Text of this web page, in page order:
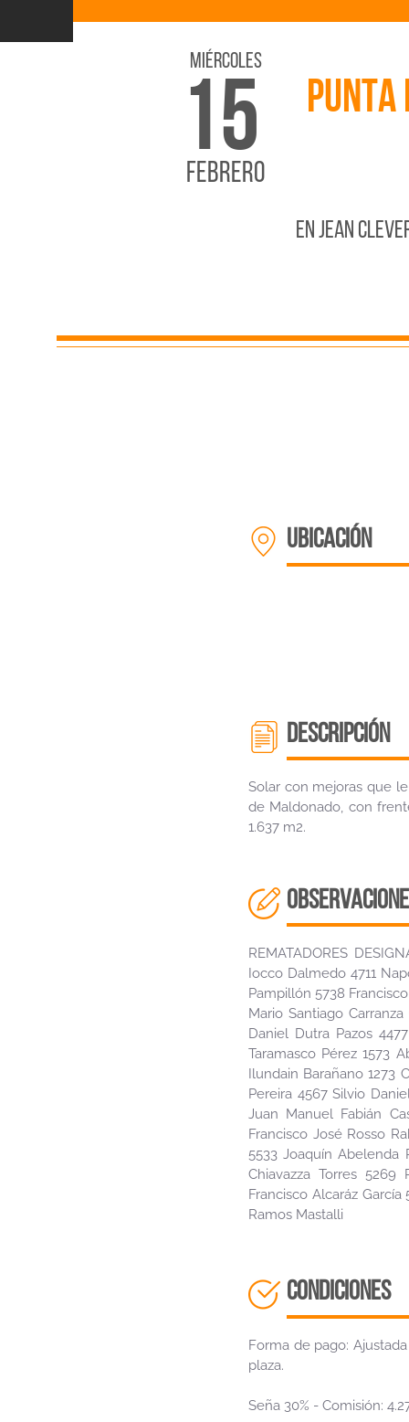
FEBRERO
15
Miércoles
PUNTA
En JEAN
ubicación
descripción
Solar con mejoras que
de Maldonado, con
1.637 m2.
REMATADORES
Iocco Dalmedo 4711
Pampillón 5738
Mario Santiago
Daniel Dutra Pazos
Taramasco Pérez 1573
Ilundain Barañano 1273
Pereira 4567 Silvio
Juan Manuel Fabián
Francisco José Rosso
5533 Joaquín Abelenda
Chiavazza Torres
Francisco Alcaráz
Ramos Mastalli
CONDICIONES
Forma de pago:
plaza.
Seña 30% - Comisión: